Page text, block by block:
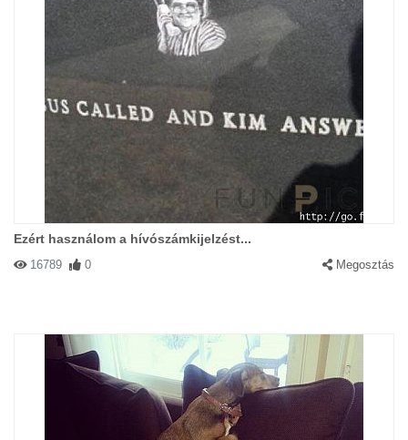
Ezért használom a hívószámkijelzést...
16789 0 Megosztás